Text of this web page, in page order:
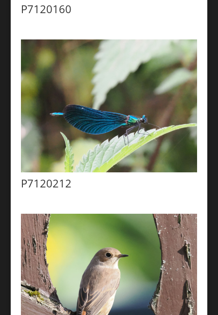
P7120160
P7120212